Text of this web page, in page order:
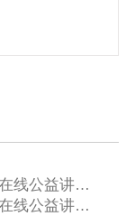
直播预告 | 2026“医路奔跑”基层医师在线公益讲座第六期——早产儿精细化监护与并发症早期干预
直播预告 | 2026“医路奔跑”基层医师在线公益讲座第五期——围产期感染母胎协同诊疗与规范化防控策略